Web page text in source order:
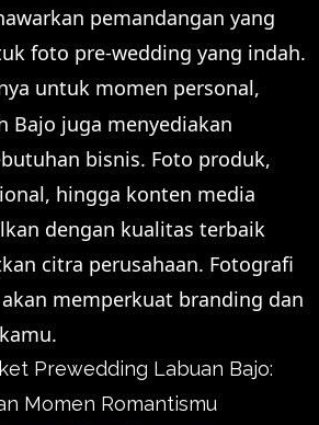
pemandangan yang
foto pre-wedding yang indah.
untuk momen personal,
Bajo juga menyediakan
bisnis. Foto produk,
hingga konten media
dengan kualitas terbaik
citra perusahaan. Fotografi
memperkuat branding dan
Prewedding Labuan Bajo:
Momen Romantismu